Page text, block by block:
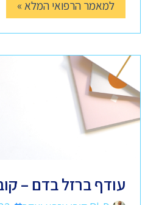
למאמר הרפואי המלא »
עודף ברזל בדם –